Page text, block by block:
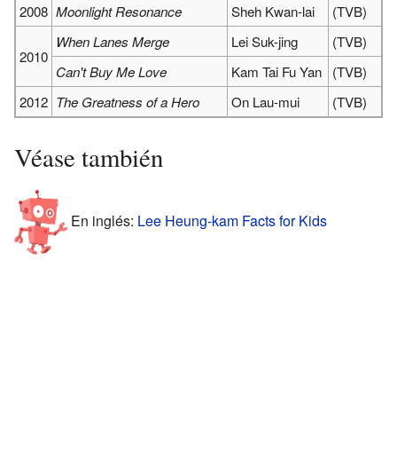
2008 Moonlight Resonance Sheh Kwan-lai (TVB)
2010
When Lanes Merge Lei Suk-jing
(TVB)
Can't Buy Me Love
Kam Tai Fu Yan
(TVB)
2012 The Greatness of a Hero On Lau-mui (TVB)
Véase también
En inglés: Lee Heung-kam Facts for Kids